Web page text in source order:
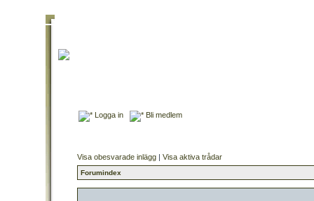
Logga in Bli medlem
Visa obesvarade inlägg | Visa aktiva trådar
Forumindex